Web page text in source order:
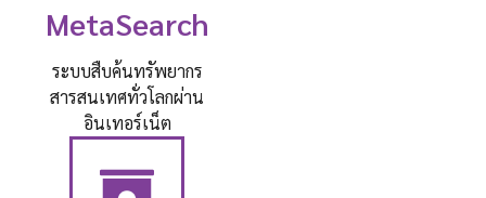
MetaSearch
ระบบสืบค้นทรัพยากร
สารสนเทศทั่วโลกผ่าน
อินเทอร์เน็ต